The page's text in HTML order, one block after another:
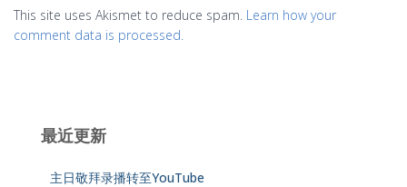
This site uses Akismet to reduce spam. Learn how your
comment data is processed.
最近更新
主日敬拜录播转至YouTube